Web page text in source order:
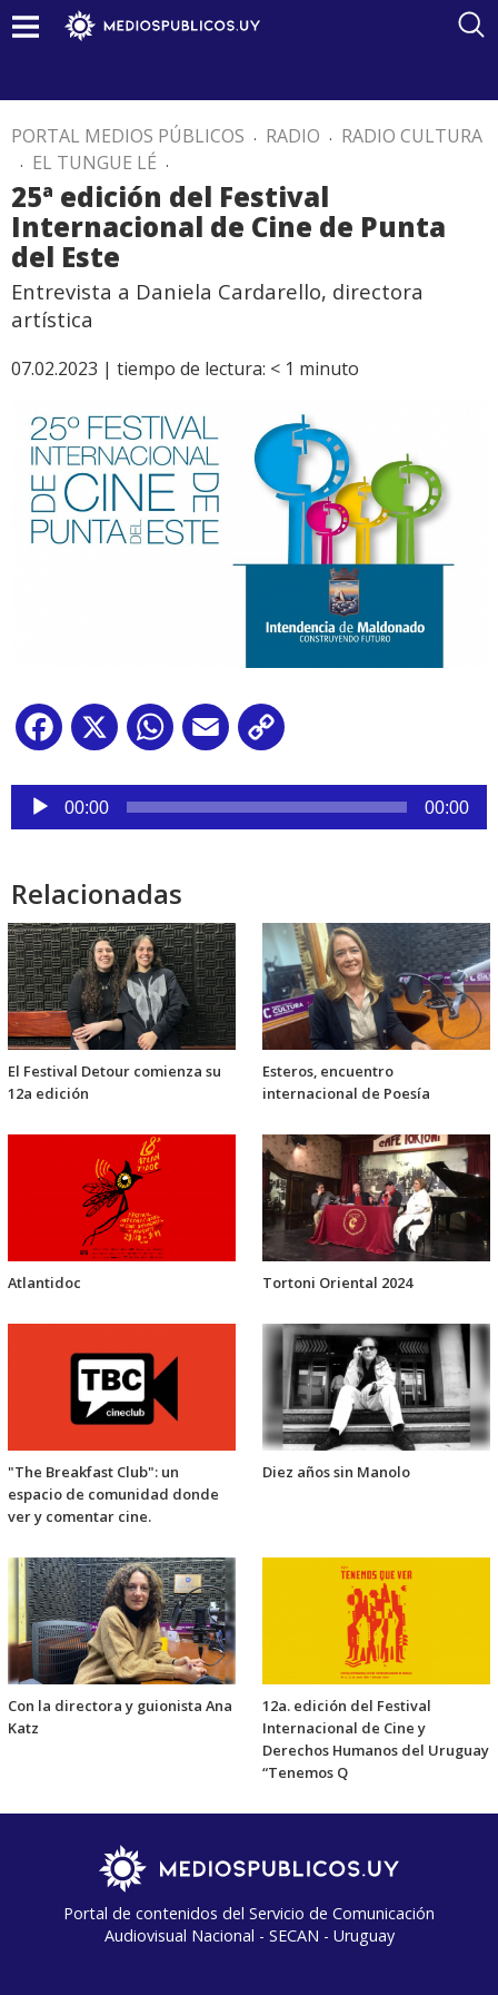
PORTAL MEDIOS PÚBLICOS . RADIO . RADIO CULTURA
. EL TUNGUE LÉ .
25ª edición del Festival
Internacional de Cine de Punta
del Este
Entrevista a Daniela Cardarello, directora
artística
07.02.2023 | tiempo de lectura: < 1 minuto
Facebook
X WhatsApp
Email
Reproductor
audio
00:00 00:00
Relacionadas
El Festival Detour comienza su
12a edición
Esteros, encuentro
internacional de Poesía
Atlantidoc Tortoni Oriental 2024
"The Breakfast Club": un
espacio de comunidad donde
ver y comentar cine.
Diez años sin Manolo
Con la directora y guionista Ana
Katz
12a. edición del Festival
Internacional de Cine y
Derechos Humanos del Uruguay
“Tenemos Q
Portal de contenidos del Servicio de Comunicación
Audiovisual Nacional - SECAN - Uruguay